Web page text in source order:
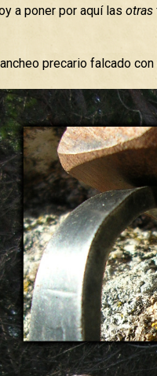
a poner por aquí las otras
precario falcado